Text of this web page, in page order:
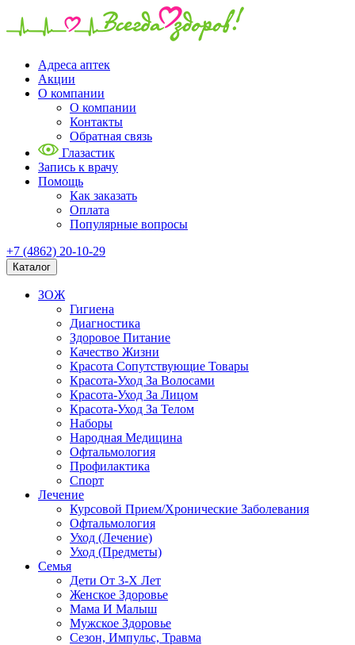
Адреса аптек
Акции
О компании
О компании
Контакты
Обратная связь
Глазастик
Запись к врачу
Помощь
Как заказать
Оплата
Популярные вопросы
+7 (4862) 20-10-29
Каталог
ЗОЖ
Гигиена
Диагностика
Здоровое Питание
Качество Жизни
Красота Сопутствующие Товары
Красота-Уход За Волосами
Красота-Уход За Лицом
Красота-Уход За Телом
Наборы
Народная Медицина
Офтальмология
Профилактика
Спорт
Лечение
Курсовой Прием/Хронические Заболевания
Офтальмология
Уход (Лечение)
Уход (Предметы)
Семья
Дети От 3-Х Лет
Женское Здоровье
Мама И Малыш
Мужское Здоровье
Сезон, Импульс, Травма